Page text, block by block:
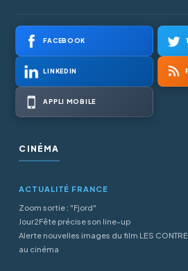
FACEBOOK
LINKEDIN
APPLI MOBILE
CINÉMA
ACTUALITÉ FRANCE
Zoom sortie : "Fjord"
Jour2Fête précise son line-up
Alerte nouvelles images du film LES
au cinéma